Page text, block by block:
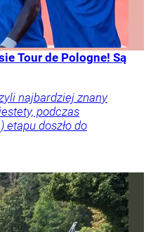
Tour de Pologne! Są
najbardziej znany
podczas
doszło do